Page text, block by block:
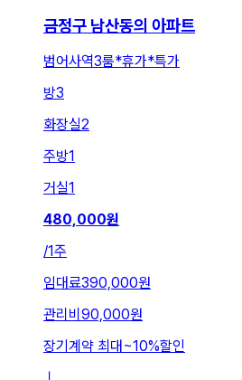
금정구 남산동의 아파트
범어사역3룸*휴가*특가
방3
화장실2
주방1
거실1
480,000원
/1주
임대료390,000원
관리비 90,000원
장기계약 최대 ~10%할인